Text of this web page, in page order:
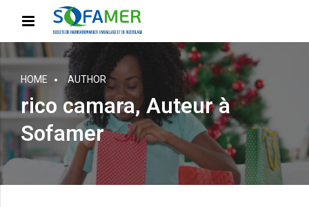
HOME AUTHOR
rico camara, Auteur à
Sofamer